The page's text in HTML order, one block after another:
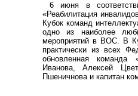
6 июня в
«Реабилитация
Кубок команд
одно из наиболее
мероприятий в ВОС. В
практически из всех
обновленная
Иванова, Алексей
Пшеничнова и капитан